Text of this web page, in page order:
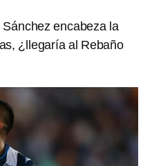
encabeza la
¿llegaría al Rebaño